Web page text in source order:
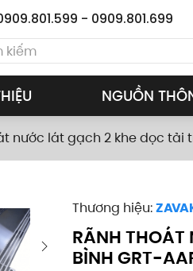
- 0909.801.699
NGUỒN
nước lát gạch 2 khe dọc tải
Thương hiệu:
RÃNH THOÁT
BÌNH GRT-